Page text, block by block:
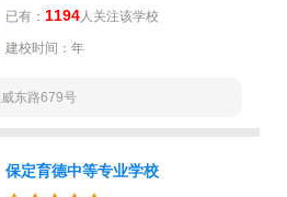
已有： 1194人关注该学校
建校时间：年
东路679号
保定育德中等专业学校